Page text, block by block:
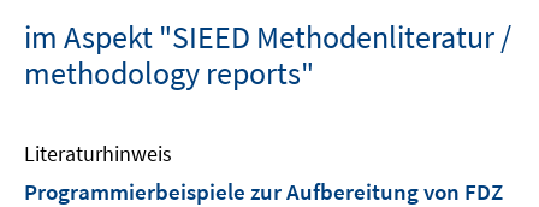
im Aspekt "SIEED Methodenliteratur /
methodology reports"
Literaturhinweis
Programmierbeispiele zur Aufbereitung von FDZ